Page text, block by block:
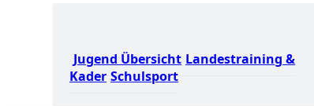
Jugend Übersicht Landestraining &
Kader Schulsport